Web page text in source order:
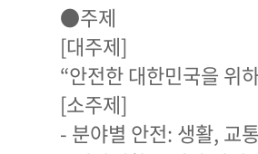
●주제
[대주제]
“안전한 대한민국을 위
[소주제]
- 분야별 안전: 생활, 교